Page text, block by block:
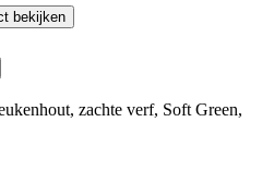
bekijken
zachte verf, Soft Green,